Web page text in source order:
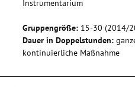
Instrumentarium
Gruppengröße: 15-30 (2014/
Dauer in Doppelstunden:
kontinuierliche Maßnahme